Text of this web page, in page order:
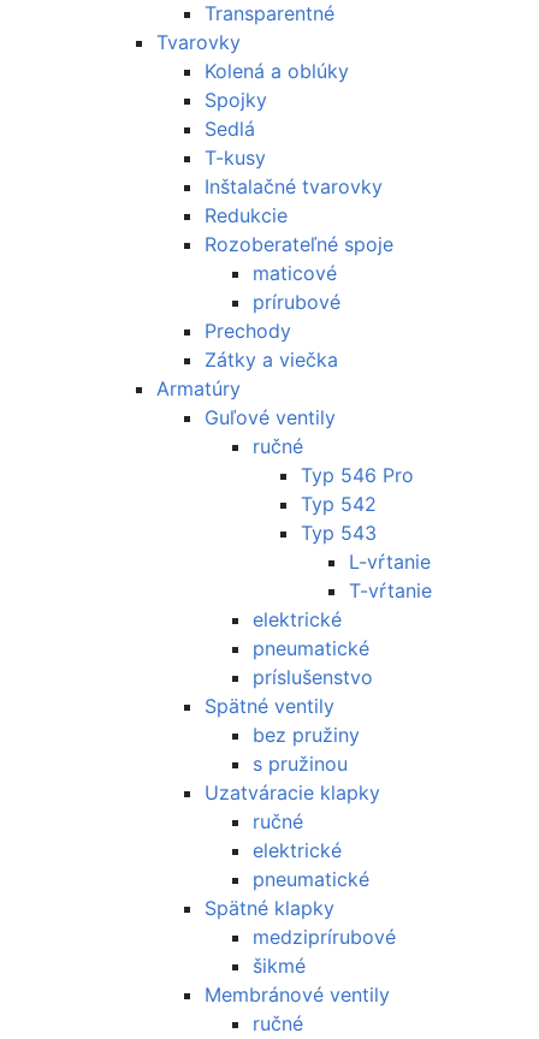
Transparentné
Tvarovky
Kolená a oblúky
Spojky
Sedlá
T-kusy
Inštalačné tvarovky
Redukcie
Rozoberateľné spoje
maticové
prírubové
Prechody
Zátky a viečka
Armatúry
Guľové ventily
ručné
Typ 546 Pro
Typ 542
Typ 543
L-vŕtanie
T-vŕtanie
elektrické
pneumatické
príslušenstvo
Spätné ventily
bez pružiny
s pružinou
Uzatváracie klapky
ručné
elektrické
pneumatické
Spätné klapky
medziprírubové
šikmé
Membránové ventily
ručné